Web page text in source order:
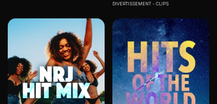
DIVERTISSEMENT CLIPS